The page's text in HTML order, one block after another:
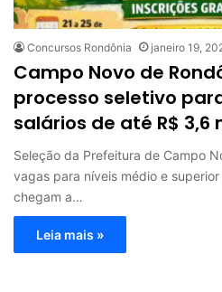
Concursos Rondônia janeiro 19,
Campo Novo de
processo seletivo
salários de até R$ 3,6
Seleção da Prefeitura de Campo
vagas para níveis médio e
chegam a…
Leia mais »